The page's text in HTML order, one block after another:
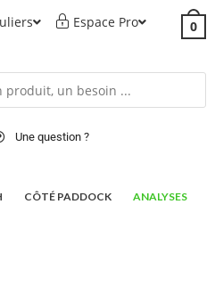
Espace Pro 0
Une question ?
CÔTÉ PADDOCK ANALYSES